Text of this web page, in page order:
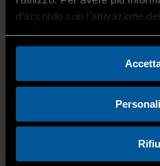
d’accordo con l’attivazione
profilazione clicca sul
imprese.
A luglio 2023, dopo che la
fatto circolare una prima
la consultazione ai Governi
Confartigianato è
confronti del Ministero delle
,
di rappresentanza,